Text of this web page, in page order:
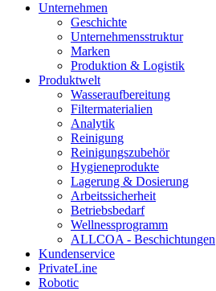
Unternehmen
Geschichte
Unternehmensstruktur
Marken
Produktion & Logistik
Produktwelt
Wasseraufbereitung
Filtermaterialien
Analytik
Reinigung
Reinigungszubehör
Hygieneprodukte
Lagerung & Dosierung
Arbeitssicherheit
Betriebsbedarf
Wellnessprogramm
ALLCOA - Beschichtungen
Kundenservice
PrivateLine
Robotic